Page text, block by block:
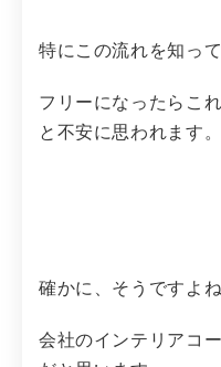
特にこの流れを知っ
フリーになったらこ
と不安に思われます。
確かに、そうですよね
会社のインテリアコ